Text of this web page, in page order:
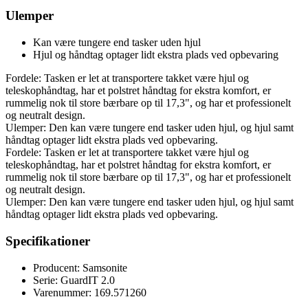
Ulemper
Kan være tungere end tasker uden hjul
Hjul og håndtag optager lidt ekstra plads ved opbevaring
Fordele: Tasken er let at transportere takket være hjul og
teleskophåndtag, har et polstret håndtag for ekstra komfort, er
rummelig nok til store bærbare op til 17,3", og har et professionelt
og neutralt design.
Ulemper: Den kan være tungere end tasker uden hjul, og hjul samt
håndtag optager lidt ekstra plads ved opbevaring.
Fordele: Tasken er let at transportere takket være hjul og
teleskophåndtag, har et polstret håndtag for ekstra komfort, er
rummelig nok til store bærbare op til 17,3", og har et professionelt
og neutralt design.
Ulemper: Den kan være tungere end tasker uden hjul, og hjul samt
håndtag optager lidt ekstra plads ved opbevaring.
Specifikationer
Producent: Samsonite
Serie: GuardIT 2.0
Varenummer: 169.571260